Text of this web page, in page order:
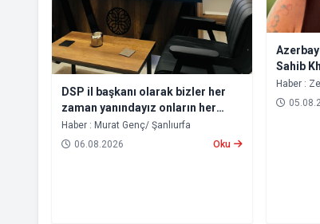
DSP il başkanı olarak bizler her
zaman yanındayız onların her
zaman sorunlarını dile
getireceğiz
Haber : Murat Genç/ Şanlıurfa
06.08.2026
Oku
Sahib
Haber :